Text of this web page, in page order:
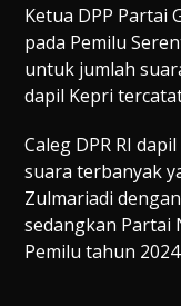
Ketua DPP Partai
pada Pemilu
untuk jumlah
dapil Kepri
Caleg DPR RI
suara terbanyak
Zulmariadi
sedangkan Partai
Pemilu tahun